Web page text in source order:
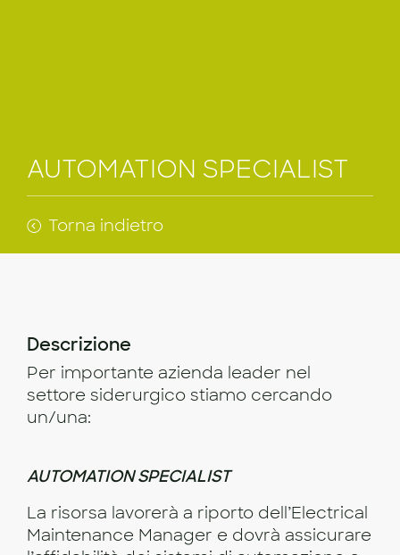
AUTOMATION SPECIALIST
Torna indietro
Descrizione
Per importante azienda leader nel
settore siderurgico stiamo cercando
un/una:
AUTOMATION SPECIALIST
La risorsa lavorerà a riporto dell’Electrical
Maintenance Manager e dovrà assicurare